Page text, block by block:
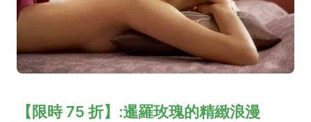
【限時 75 折】:暹羅玫瑰的精緻浪漫